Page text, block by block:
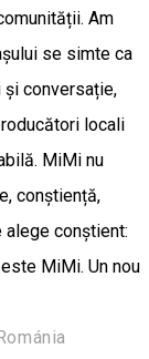
Am
se simte ca
și conversație,
locali
MiMi nu
conștiență,
alege conștient:
MiMi. Un nou